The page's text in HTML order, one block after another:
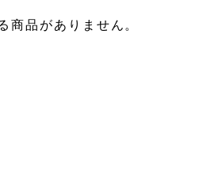
商品がありません。